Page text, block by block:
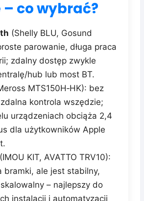
– co wybrać?
(Shelly BLU, Gosund
parowanie, długa praca
zdalny dostęp zwykle
hub lub most BT.
MTS150H‑HK): bez
kontrola wszędzie;
urządzeniach obciąża 2,4
dla użytkowników Apple
(IMOU KIT, AVATTO TRV10):
bramki, ale jest stabilny,
– najlepszy do
instalacji i automatyzacji